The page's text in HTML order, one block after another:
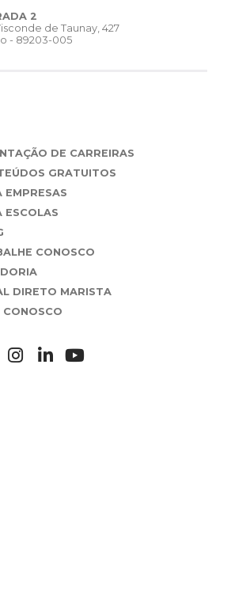
2
de Taunay, 427
- 89203-005
DE CARREIRAS
GRATUITOS
EMPRESAS
ESCOLAS
CONOSCO
DIRETO MARISTA
CONOSCO